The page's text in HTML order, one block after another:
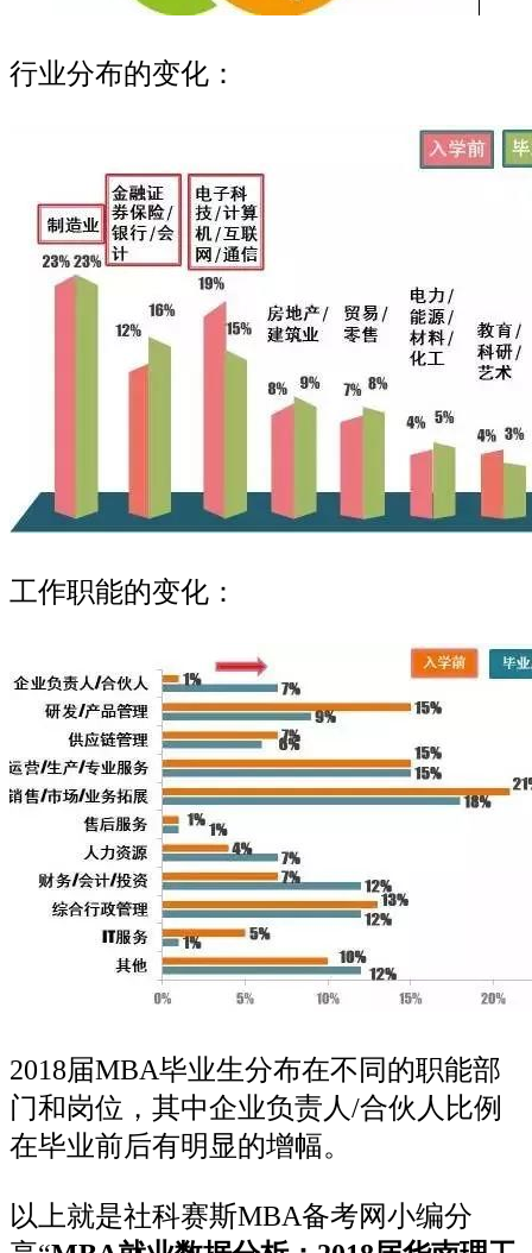
行业分布的变化：
工作职能的变化：
2018届MBA毕业生分布在不同的职能部
门和岗位，其中企业负责人/合伙人比例
在毕业前后有明显的增幅。
以上就是社科赛斯MBA备考网小编分